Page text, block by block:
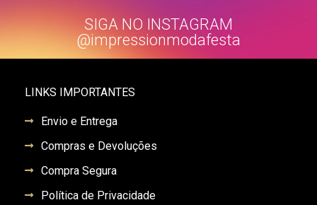
SIGA NO INSTAGRAM
@impressionmodafesta
LINKS IMPORTANTES
Envio e Entrega
Compras e Devoluções
Compra Segura
Política de Privacidade